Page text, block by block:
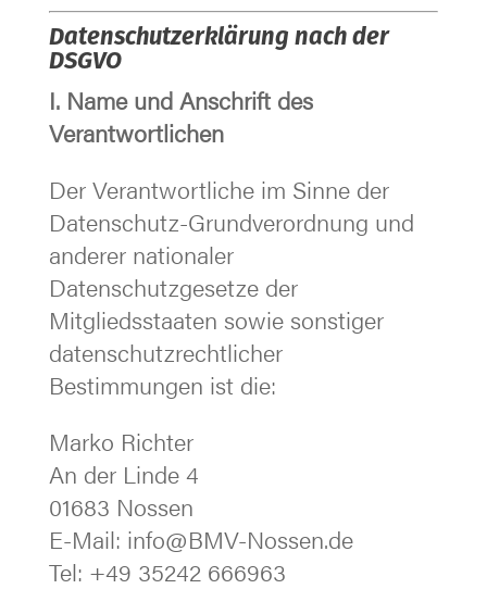
Datenschutzerklärung nach der
DSGVO
I. Name und Anschrift des
Verantwortlichen
Der Verantwortliche im Sinne der
Datenschutz-Grundverordnung und
anderer nationaler
Datenschutzgesetze der
Mitgliedsstaaten sowie sonstiger
datenschutzrechtlicher
Bestimmungen ist die:
Marko Richter
An der Linde 4
01683 Nossen
E-Mail: info@BMV-Nossen.de
Tel: +49 35242 666963